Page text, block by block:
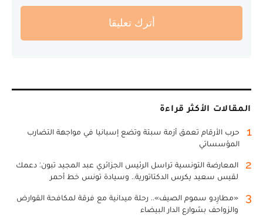
أترك تعليقا
المقالات الأكثر قراءة
1
حرب الأرقام تعمق أزمة سبتة وتضع إسبانيا في مواجهة التضارب
المؤسساتي
2
المعارضة التونسية تراسل الرئيس الجزائري عبد المجيد تبون: دعمك
لقيس سعيد يكرس الدكتاتورية.. وسيادة تونس خط أحمر
3
«مطارِدو سموم الصيف».. رحلة ميدانية مع فرقة لمكافحة القوارض
والزواحف بشوارع الدار البيضاء